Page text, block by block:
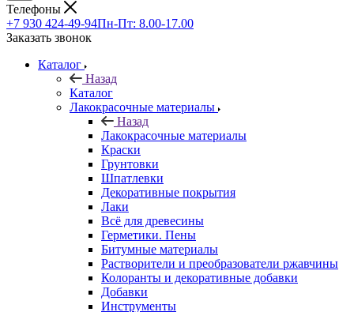
Телефоны
+7 930 424-49-94Пн-Пт: 8.00-17.00
Заказать звонок
Каталог
Назад
Каталог
Лакокрасочные материалы
Назад
Лакокрасочные материалы
Краски
Грунтовки
Шпатлевки
Декоративные покрытия
Лаки
Всё для древесины
Герметики. Пены
Битумные материалы
Растворители и преобразователи ржавчины
Колоранты и декоративные добавки
Добавки
Инструменты